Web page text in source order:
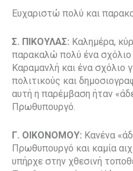
Ευχαριστώ πολύ και
Σ. ΠΙΚΟΥΛΑΣ: Καλημέρα,
παρακαλώ πολύ ένα σχόλιο
Καραμανλή και ένα σχόλιο
πολιτικούς και
αυτή η παρέμβαση ήταν
Πρωθυπουργό.
Γ. ΟΙΚΟΝΟΜΟΥ: Κανένα
Πρωθυπουργό και καμία
υπήρχε στην χθεσινή